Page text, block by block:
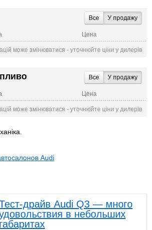
Все У продажу
Цена
може змінюватися - уточнюйте ціни у дилерів
Все У продажу
Цена
може змінюватися - уточнюйте ціни у дилерів
Audi
драйв Audi Q3 — много
в небольших
габаритах